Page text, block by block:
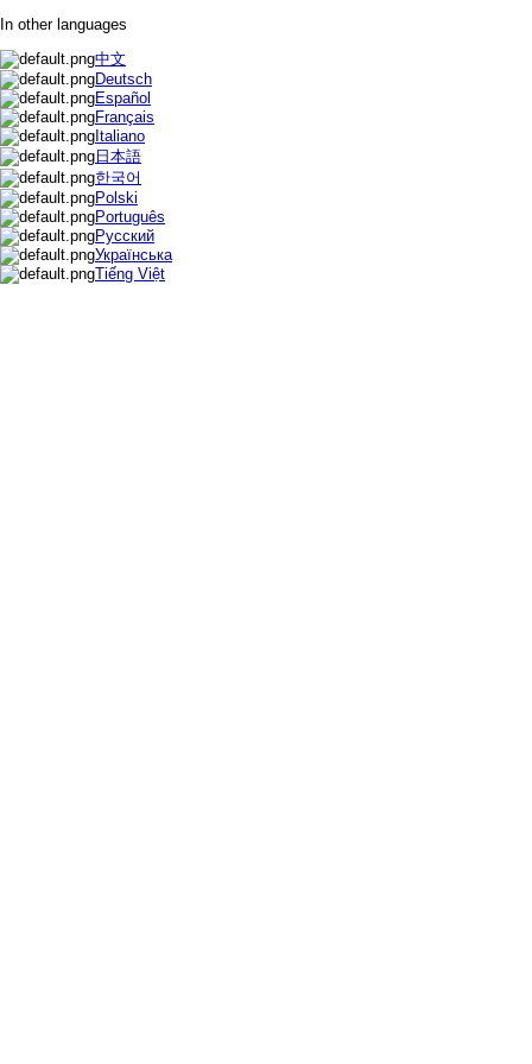
In other languages
中文
Deutsch
Español
Français
Italiano
日本語
한국어
Polski
Português
Русский
Українська
Tiếng Việt